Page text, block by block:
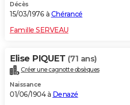
Décès
15/03/1976 à Chérancé
Famille SERVEAU
Elise PIQUET (71 ans)
Créer une cagnotte obsèques
Naissance
01/06/1904 à Denazé